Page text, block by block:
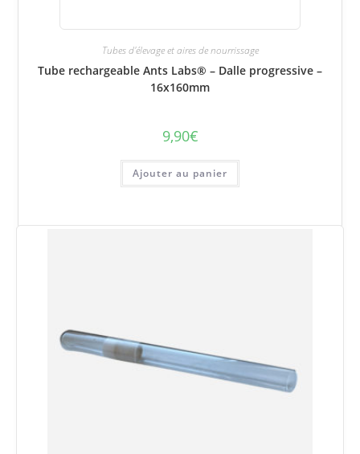
Tubes d'élevage et aires de nourrissage
Tube rechargeable Ants Labs® – Dalle progressive –
16x160mm
9,90€
Ajouter au panier